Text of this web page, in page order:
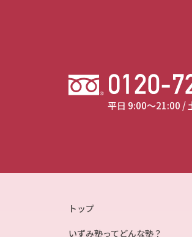
平日 9:00～21:00 /
トップ
いずみ塾ってどんな塾？